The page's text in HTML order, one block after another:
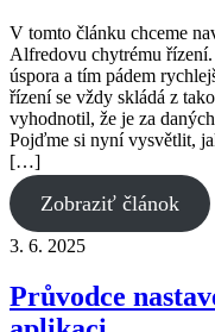
V tomto článku chceme
Alfredovu chytrému
úspora a tím pádem
řízení se vždy skládá z
vyhodnotil, že je za
Pojďme si nyní vysvětlit,
[…]
Zobraziť článok
3. 6. 2025
Průvodce